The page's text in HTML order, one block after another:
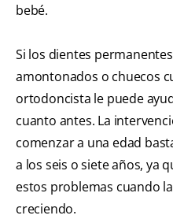
bebé.
Si los dientes
amontonados o chuecos
ortodoncista le puede
cuanto antes. La
comenzar a una edad
a los seis o siete años, ya
estos problemas cuando
creciendo.